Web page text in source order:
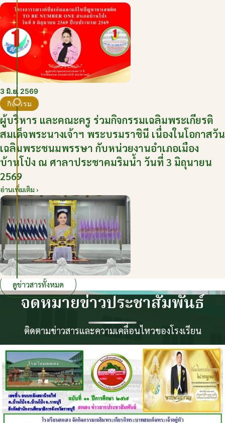
3 มิ.ย. 2569
กิจกรรม
ผู้บริหาร และคณะครู ร่วมกิจกรรมเฉลิมพระเกียรติ
สมเด็จพระนางเจ้าฯ พระบรมราชินี เนื่องในโอกาสวัน
เฉลิมพระชนมพรรษา กับหน่วยงานอำเภอเมือง
บ้านโป่ง ณ ศาลาประชาคมริมน้ำ วันที่ 3 มิถุนายน
2569
อ่านเพิ่มเติม ›
ดูข่าวสารทั้งหมด
จดหมายข่าวประชาสัมพันธ์
ติดตามข่าวสารและความเคลื่อนไหวของโรงเรียน